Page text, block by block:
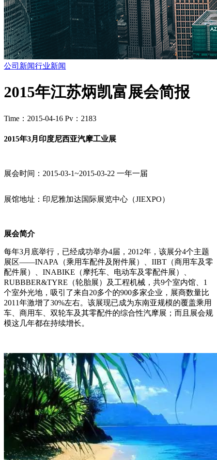
公司新闻行业新闻
2015年江苏炳凯富展会简报
Time：2015-04-16 Pv：2183
2015年3月印度尼西亚汽摩工业展
展会时间：2015-03-1~2015-03-22 一年一届
展馆地址：印尼雅加达国际展览中心（JIEXPO）
展会简介
每年3月底举行，已经成功举办4届，2012年，该展分4个主题
展区——INAPA（乘用车配件及附件展）、IIBT（商用车及零
配件展）、INABIKE（摩托车、电动车及零配件展）、
RUBBBER&TYRE（轮胎展）及工程机械，共9个室内馆、1
个室外光地，吸引了来自20多个的900多家企业，展商数量比
2011年激增了30%左右。该展现已成为东南亚规模的覆盖乘用
车、商用车、双轮车及其零配件的综合性汽摩展；而且展会规
模这几年都在持续增长。